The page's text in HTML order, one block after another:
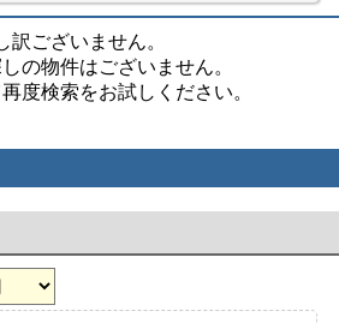
訳ございません。
の物件はございません。
度検索をお試しください。